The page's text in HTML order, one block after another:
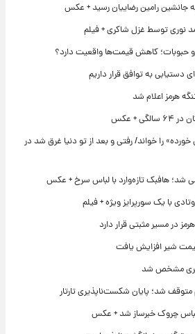
نوری توسط غزل شاکری + فیلم
حبوبات؛ کاهش قیمت‌ها واقعیت دارد؟
دستیابی به توافق قرار داریم
هرمز اعلام شد
+ عکس
خورده» را خواند/ رفتی و بعد از تو دنیا غرق شد در
شد؛ هافبک تازه‌وارد با لباس سرخ + عکس
در مسیر مثبتی قرار دارد
قیمت شیر افزایش یافت
مشخص شد
شد؛ پایان شکست‌ناپذیری تارتار
چروک خبرساز شد + عکس